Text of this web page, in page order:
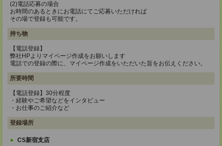
(2)電話応募の場合
お時間のあるときにお電話にてご応募いただければ
その場で登録も可能です。
持ち物
【電話登録】
弊社HPよりマイページ作成をお願いします
電話での登録の際に、マイページ作成をいただいた旨をお伝えください。
所要時間
【電話登録】30分程度
・経験やご希望などをインタビュー
・お仕事のご紹介など
登録場所
CS新宿支店